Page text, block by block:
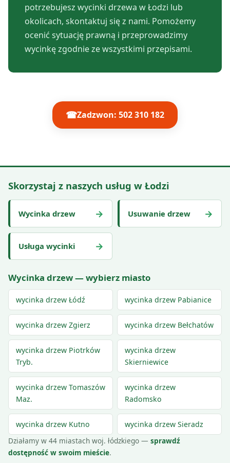
potrzebujesz wycinki drzewa w Łodzi lub
okolicach, skontaktuj się z nami. Pomożemy
ocenić sytuację prawną i przeprowadzimy
wycinkę zgodnie ze wszystkimi przepisami.
☎Zadzwon: 502 310 182
Skorzystaj z naszych usług w Łodzi
Wycinka drzew → Usuwanie drzew →
Usługa wycinki →
Wycinka drzew — wybierz miasto
wycinka drzew Łódź wycinka drzew Pabianice
wycinka drzew Zgierz wycinka drzew Bełchatów
wycinka drzew Piotrków
Tryb.
wycinka drzew
Skierniewice
wycinka drzew Tomaszów
Maz.
wycinka drzew
Radomsko
wycinka drzew Kutno
wycinka drzew Sieradz
Działamy w 44 miastach woj. łódzkiego — sprawdź
dostępność w swoim mieście.